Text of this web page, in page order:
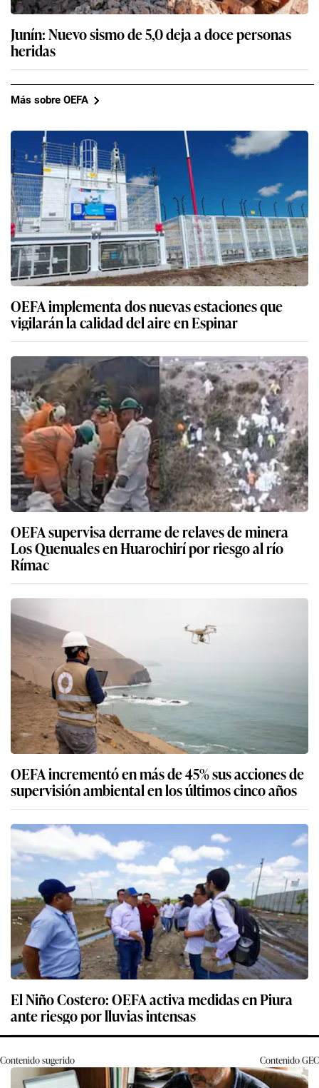
Junín: Nuevo sismo de 5,0 deja a doce personas
heridas
Más sobre OEFA
OEFA implementa dos nuevas estaciones que
vigilarán la calidad del aire en Espinar
OEFA supervisa derrame de relaves de minera
Los Quenuales en Huarochirí por riesgo al río
Rímac
OEFA incrementó en más de 45% sus acciones de
supervisión ambiental en los últimos cinco años
El Niño Costero: OEFA activa medidas en Piura
ante riesgo por lluvias intensas
Contenido sugerido ContenidoGEC